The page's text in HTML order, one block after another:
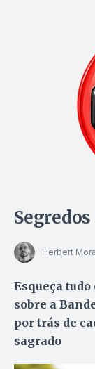
Herbert
Esqueça
sobre a
por trás de
sagrado